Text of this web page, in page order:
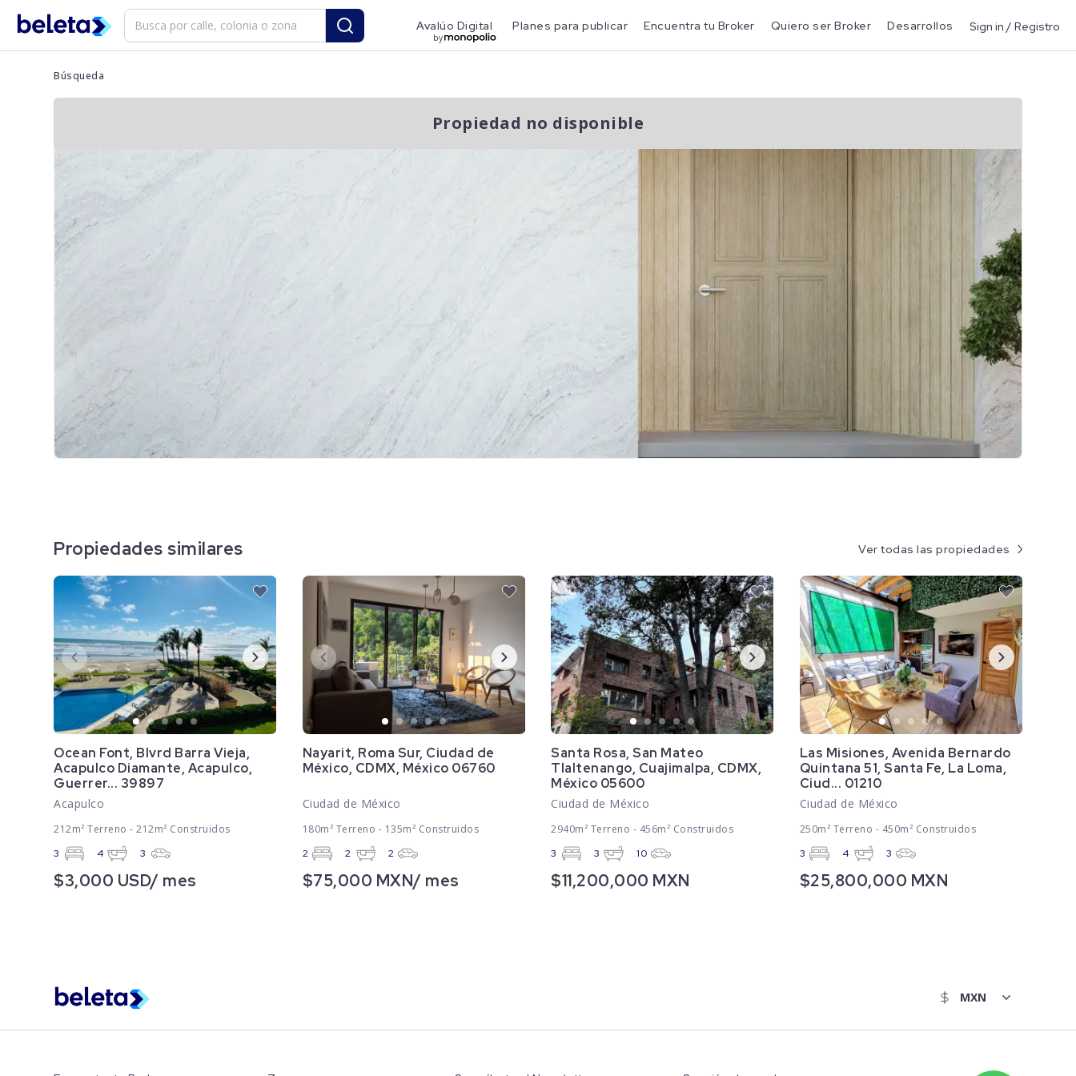
Avalúo Digital
by
Planes para publicar Encuentra tu Broker Quiero ser Broker Desarrollos Sign in / Registro
Búsqueda
Propiedad no disponible
Propiedades similares
Ocean Font, Blvrd Barra Vieja,
Acapulco Diamante, Acapulco,
Guerrer... 39897
Acapulco
212m² Terreno - 212m² Construidos
3 4 3
$3,000 USD/ mes
Nayarit, Roma Sur, Ciudad de
México, CDMX, México 06760
Ciudad de México
180m² Terreno - 135m² Construidos
2 2 2
$75,000 MXN/ mes
Santa Rosa, San Mateo
Tlaltenango, Cuajimalpa, CDMX,
México 05600
Ciudad de México
2940m² Terreno - 456m² Construidos
3 3 10
$11,200,000 MXN
Las Misiones, Avenida Bernardo
Quintana 51, Santa Fe, La Loma,
Ciud... 01210
Ciudad de México
250m² Terreno - 450m² Construidos
3 4 3
$25,800,000 MXN
Ver todas las propiedades